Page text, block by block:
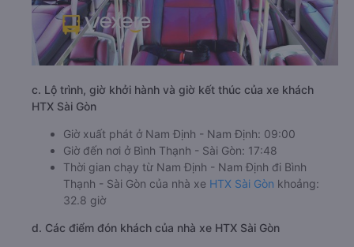
c. Lộ trình, giờ khởi hành và giờ kết thúc của xe khách
HTX Sài Gòn
Giờ xuất phát ở Nam Định - Nam Định: 09:00
Giờ đến nơi ở Bình Thạnh - Sài Gòn: 17:48
Thời gian chạy từ Nam Định - Nam Định đi Bình
Thạnh - Sài Gòn của nhà xe HTX Sài Gòn khoảng:
32.8 giờ
d. Các điểm đón khách của nhà xe HTX Sài Gòn